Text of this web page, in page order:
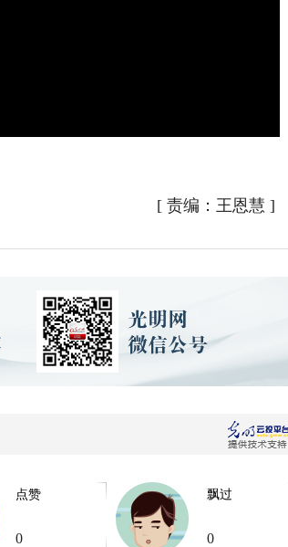
[ 责编：王恩慧 ]
点赞
0
飘过
0